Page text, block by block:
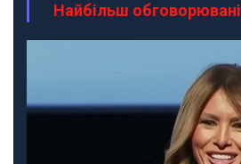
Найбільш обговорювані